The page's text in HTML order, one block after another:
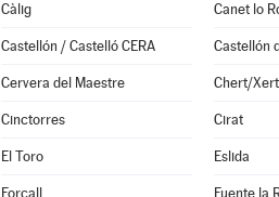
Càlig Canet lo
Castellón / Castelló CERA
Cervera del Maestre Chert/Xert
Cinctorres Cirat
El Toro Eslida
Forcall Fuente la